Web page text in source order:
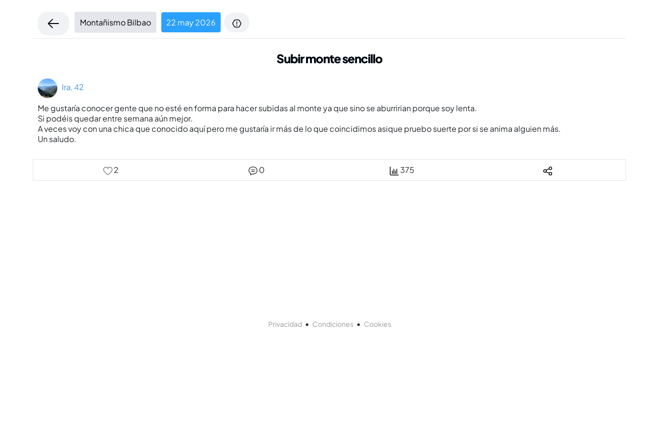
Montañismo Bilbao 22 may 2026
Subir monte sencillo
Ira, 42
Me gustaría conocer gente que no esté en forma para hacer subidas al monte ya que sino se aburririan porque soy lenta.
Si podéis quedar entre semana aún mejor.
A veces voy con una chica que conocido aquí pero me gustaría ir más de lo que coincidimos asique pruebo suerte por si se anima alguien más.
Un saludo.
2 0 375
Privacidad• Condiciones• Cookies